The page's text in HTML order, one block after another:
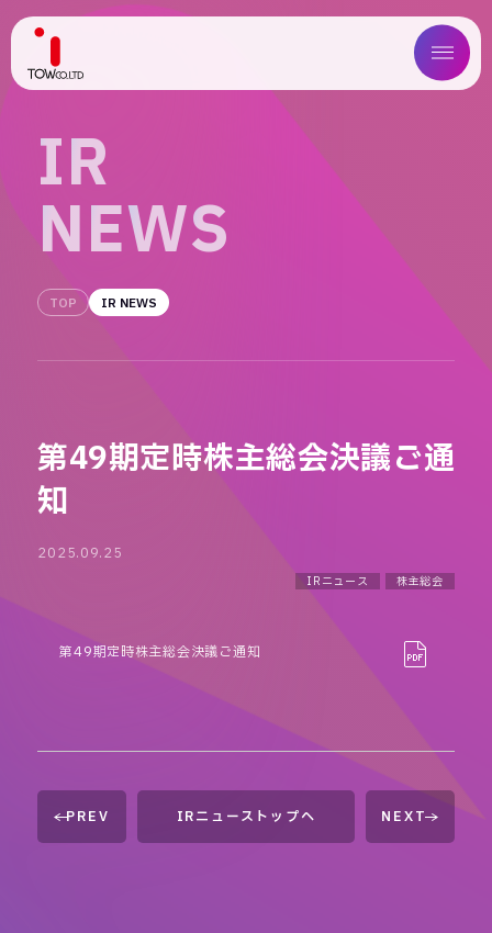
ABOUT US
WORKS
COMPANY
IR
IR
NEWS
TOP IR NEWS
第49期定時株主総会決議ご通
知
2025.09.25
IRニュース 株主総会
第49期定時株主総会決議ご通知
PREV IRニューストップへ NEXT